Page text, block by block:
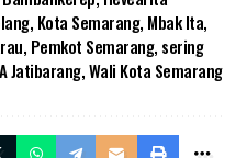
, Kota Semarang, Mbak Ita,
, Pemkot Semarang, sering
Jatibarang,Wali Kota Semarang